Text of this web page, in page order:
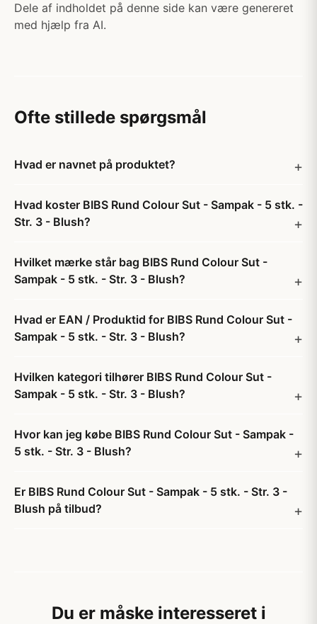
Dele af indholdet på denne side kan være genereret
med hjælp fra AI.
Ofte stillede spørgsmål
Hvad er navnet på produktet?
Hvad koster BIBS Rund Colour Sut - Sampak - 5 stk. -
Str. 3 - Blush?
Hvilket mærke står bag BIBS Rund Colour Sut -
Sampak - 5 stk. - Str. 3 - Blush?
Hvad er EAN / Produktid for BIBS Rund Colour Sut -
Sampak - 5 stk. - Str. 3 - Blush?
Hvilken kategori tilhører BIBS Rund Colour Sut -
Sampak - 5 stk. - Str. 3 - Blush?
Hvor kan jeg købe BIBS Rund Colour Sut - Sampak -
5 stk. - Str. 3 - Blush?
Er BIBS Rund Colour Sut - Sampak - 5 stk. - Str. 3 -
Blush på tilbud?
Du er måske interesseret i